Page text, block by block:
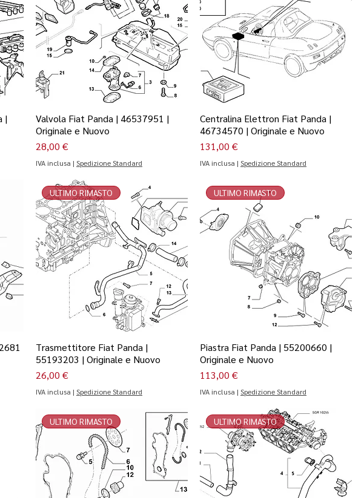
|
Valvola Fiat Panda | 46537951 |
Originale e Nuovo
Prezzo
28,00 €
IVA inclusa | Spedizione Standard
Centralina Elettron Fiat Panda |
46734570 | Originale e Nuovo
Prezzo
131,00 €
IVA inclusa | Spedizione Standard
ULTIMO RIMASTO
Trasmettitore Fiat Panda |
55193203 | Originale e Nuovo
Prezzo
26,00 €
IVA inclusa | Spedizione Standard
ULTIMO RIMASTO
Piastra Fiat Panda | 55200660 |
Originale e Nuovo
Prezzo
113,00 €
IVA inclusa | Spedizione Standard
ULTIMO RIMASTO ULTIMO RIMASTO